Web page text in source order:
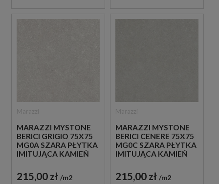
MARAZZI MYSTONE
BERICI GRIGIO 75X75
MG0A SZARA PŁYTKA
IMITUJĄCA KAMIEŃ
215,00 zł m2
MARAZZI MYSTONE
BERICI CENERE 75X75
MG0C SZARA PŁYTKA
IMITUJĄCA KAMIEŃ
215,00 zł m2